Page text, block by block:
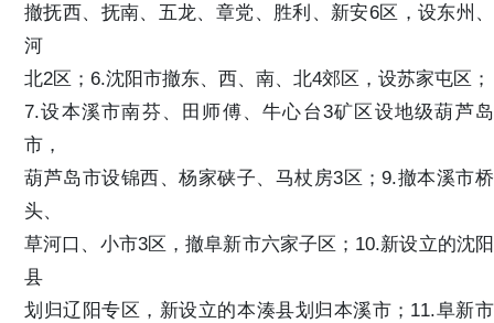
撤抚西、抚南、五龙、章党、胜利、新安6区，设东州、
河
北2区；6.沈阳市撤东、西、南、北4郊区，设苏家屯区；
7.设本溪市南芬、田师傅、牛心台3矿区设地级葫芦岛
市，
葫芦岛市设锦西、杨家硖子、马杖房3区；9.撤本溪市桥
头、
草河口、小市3区，撤阜新市六家子区；10.新设立的沈阳
县
划归辽阳专区，新设立的本湊县划归本溪市；11.阜新市